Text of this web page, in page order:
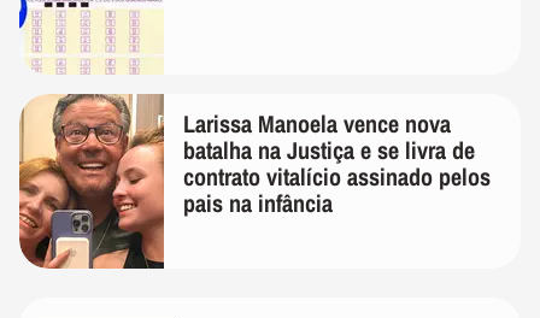
Larissa Manoela vence nova
batalha na Justiça e se livra de
contrato vitalício assinado pelos
pais na infância